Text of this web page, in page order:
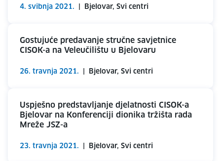
4. svibnja 2021. Bjelovar, Svi centri
Gostujuće predavanje stručne savjetnice
CISOK-a na Veleučilištu u Bjelovaru
26. travnja 2021. Bjelovar, Svi centri
Uspješno predstavljanje djelatnosti CISOK-a
Bjelovar na Konferenciji dionika tržišta rada
Mreže JSZ-a
23. travnja 2021. Bjelovar, Svi centri